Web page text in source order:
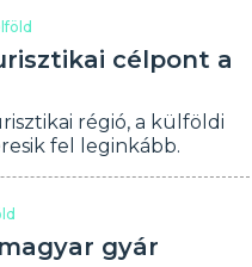
célpont a
régió, a külföldi
fel leginkább.
gyár